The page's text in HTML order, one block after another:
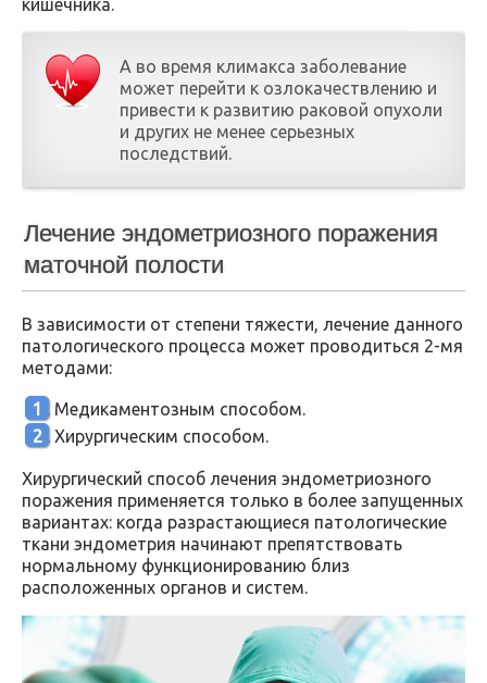
А во время климакса заболевание
может перейти к озлокачествлению и
привести к развитию раковой опухоли
и других не менее серьезных
последствий.
Лечение эндометриозного поражения
маточной полости
В зависимости от степени тяжести, лечение данного
патологического процесса может проводиться 2-мя
методами:
Медикаментозным способом.
Хирургическим способом.
Хирургический способ лечения эндометриозного
поражения применяется только в более запущенных
вариантах: когда разрастающиеся патологические
ткани эндометрия начинают препятствовать
нормальному функционированию близ
расположенных органов и систем.